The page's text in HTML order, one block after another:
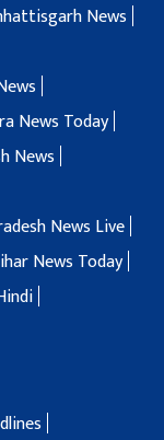
News
News Today
News
News Live
News Today